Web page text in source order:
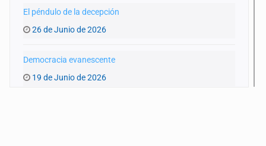
El péndulo de la decepción
26 de Junio de 2026
Democracia evanescente
19 de Junio de 2026